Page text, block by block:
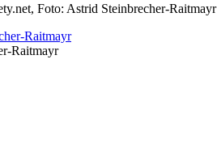
Foto: Astrid Steinbrecher-Raitmayr
Raitmayr